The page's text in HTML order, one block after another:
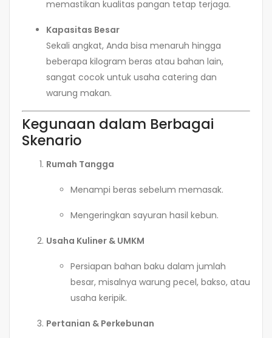
memastikan kualitas pangan tetap terjaga.
Kapasitas Besar
Sekali angkat, Anda bisa menaruh hingga
beberapa kilogram beras atau bahan lain,
sangat cocok untuk usaha catering dan
warung makan.
Kegunaan dalam Berbagai
Skenario
Rumah Tangga
Menampi beras sebelum memasak.
Mengeringkan sayuran hasil kebun.
Usaha Kuliner & UMKM
Persiapan bahan baku dalam jumlah
besar, misalnya warung pecel, bakso, atau
usaha keripik.
Pertanian & Perkebunan